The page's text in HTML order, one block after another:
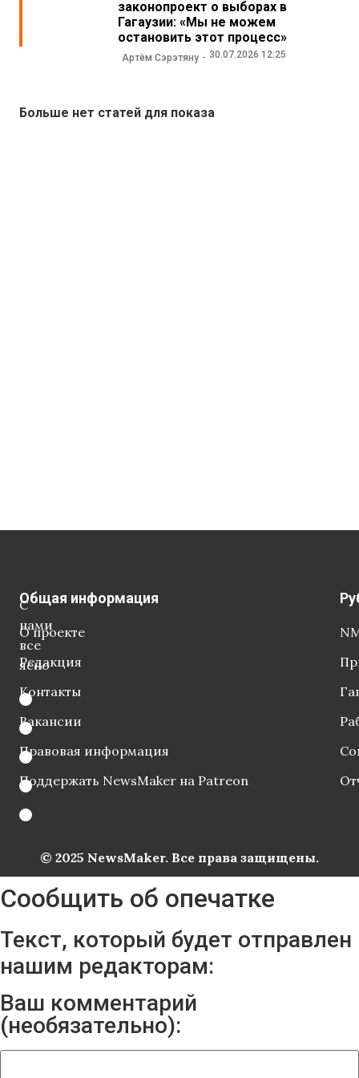
законопроект о выборах в
Гагаузии: «Мы не можем
остановить этот процесс»
Артём Сэрэтяну 30.07.2026 12:25
Больше нет статей для показа
С
нами
все
ясно
Общая информация
О проекте
Редакция
Контакты
Вакансии
Правовая информация
Поддержать NewsMaker на Patreon
© 2025 NewsMaker. Все права защищены.
Сообщить об опечатке
Текст, который будет отправлен
нашим редакторам:
Ваш комментарий
(необязательно):